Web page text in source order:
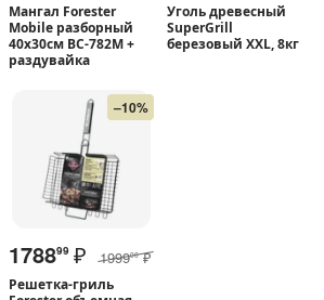
Мангал Forester
Mobile разборный
40x30см BC-782M +
раздувайка
Уголь древесный
SuperGrill
березовый XXL, 8кг
–10%
178899 ₽ 199900 ₽
Решетка-гриль